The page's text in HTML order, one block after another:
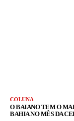
COLUNA
O BAIANO TEM O
BAHIA NO MÊS DA